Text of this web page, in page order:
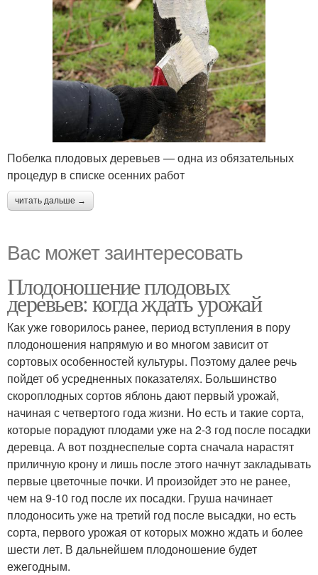
Побелка плодовых деревьев — одна из обязательных
процедур в списке осенних работ
читать дальше →
Вас может заинтересовать
Плодоношение плодовых
деревьев: когда ждать урожай
Как уже говорилось ранее, период вступления в пору
плодоношения напрямую и во многом зависит от
сортовых особенностей культуры. Поэтому далее речь
пойдет об усредненных показателях. Большинство
скороплодных сортов яблонь дают первый урожай,
начиная с четвертого года жизни. Но есть и такие сорта,
которые порадуют плодами уже на 2-3 год после посадки
деревца. А вот позднеспелые сорта сначала нарастят
приличную крону и лишь после этого начнут закладывать
первые цветочные почки. И произойдет это не ранее,
чем на 9-10 год после их посадки. Груша начинает
плодоносить уже на третий год после высадки, но есть
сорта, первого урожая от которых можно ждать и более
шести лет. В дальнейшем плодоношение будет
ежегодным.